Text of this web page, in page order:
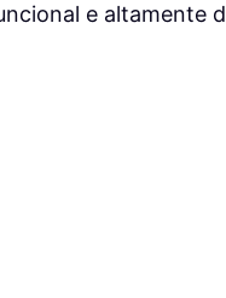
e altamente